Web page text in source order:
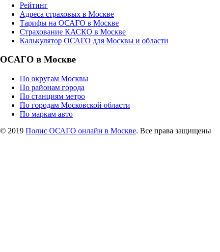
Рейтинг
Адреса страховых в Москве
Тарифы на ОСАГО в Москве
Страхование КАСКО в Москве
Калькулятор ОСАГО для Москвы и области
ОСАГО в Москве
По округам Москвы
По районам города
По станциям метро
По городам Московской области
По маркам авто
© 2019 Полис ОСАГО онлайн в Москве. Все права защищены